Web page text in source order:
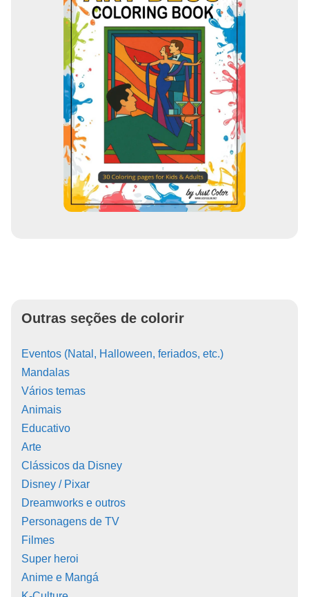
Outras seções de colorir
Eventos (Natal, Halloween, feriados, etc.)
Mandalas
Vários temas
Animais
Educativo
Arte
Clássicos da Disney
Disney / Pixar
Dreamworks e outros
Personagens de TV
Filmes
Super heroi
Anime e Mangá